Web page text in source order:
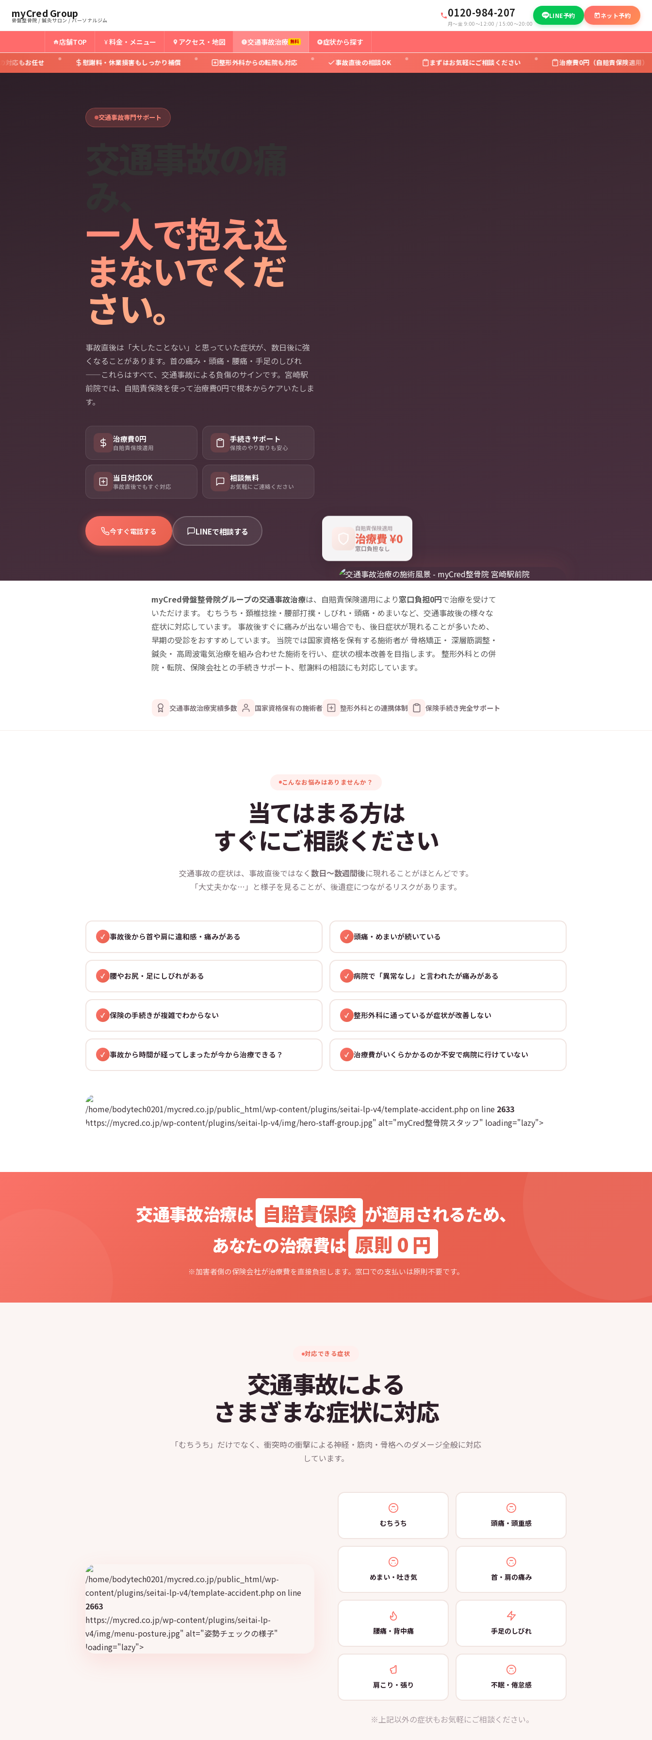
myCred Group
骨盤整骨院 / 鍼灸サロン / パーソナルジム
0120-984-207
月〜金 9:00〜12:00 / 15:00〜20:00
LINE予約 ネット予約
店舗TOP 料金・メニュー アクセス・地図 交通事故治療 無料 症状から探す
慰謝料・休業損害もしっかり補償 整形外科からの転院も対応 事故直後の相談OK まずはお気軽にご相談ください 治療費0円（自賠責保険適用） 面倒
交通事故専門サポート
一人で抱え込
まないでくだ
さい。
事故直後は「大したことない」と思っていた症状が、数日後に強
くなることがあります。首の痛み・頭痛・腰痛・手足のしびれ
——これらはすべて、交通事故による負傷のサインです。宮崎駅
前院では、自賠責保険を使って治療費0円で根本からケアいたしま
す。
治療費0円
自賠責保険適用
手続きサポート
保険のやり取りも安心
当日対応OK
事故直後でもすぐ対応
相談無料
お気軽にご連絡ください
今すぐ電話する LINEで相談する
自賠責保険適用
治療費 ¥0
窓口負担なし
myCred骨盤整骨院グループの交通事故治療は、自賠責保険適用により窓口負担0円で治療を受けて
いただけます。 むちうち・頚椎捻挫・腰部打撲・しびれ・頭痛・めまいなど、交通事故後の様々な
症状に対応しています。 事故後すぐに痛みが出ない場合でも、後日症状が現れることが多いため、
早期の受診をおすすめしています。 当院では国家資格を保有する施術者が 骨格矯正 ・ 深層筋調整 ・
鍼灸 ・ 高周波電気治療を組み合わせた施術を行い、症状の根本改善を目指します。 整形外科との併
院・転院、保険会社との手続きサポート、慰謝料の相談にも対応しています。
交通事故治療実績多数 国家資格保有の施術者 整形外科との連携体制 保険手続き完全サポート
こんなお悩みはありませんか？
当てはまる方は
すぐにご相談ください
交通事故の症状は、事故直後ではなく 数日〜数週間後に現れることがほとんどです。
「大丈夫かな…」と様子を見ることが、後遺症につながるリスクがあります。
事故後から首や肩に違和感・痛みがある 頭痛・めまいが続いている
腰やお尻・足にしびれがある 病院で「異常なし」と言われたが痛みがある
保険の手続きが複雑でわからない 整形外科に通っているが症状が改善しない
事故から時間が経ってしまったが今から治療できる？ 治療費がいくらかかるのか不安で病院に行けていない
/home/bodytech0201/mycred.co.jp/public_html/wp-content/plugins/seitai-lp-v4/template-accident.php on line 2633
https://mycred.co.jp/wp-content/plugins/seitai-lp-v4/img/hero-staff-group.jpg" alt="myCred整骨院スタッフ" loading="lazy">
交通事故治療は 自賠責保険 が適用されるため、
あなたの治療費は 原則 0 円
※加害者側の保険会社が治療費を直接負担します。窓口での支払いは原則不要です。
対応できる症状
交通事故による
さまざまな症状に対応
「むちうち」だけでなく、衝突時の衝撃による神経・筋肉・骨格へのダメージ全般に対応
しています。
/home/bodytech0201/mycred.co.jp/public_html/wp-
content/plugins/seitai-lp-v4/template-accident.php on line
2663
https://mycred.co.jp/wp-content/plugins/seitai-lp-
v4/img/menu-posture.jpg" alt="姿勢チェックの様子"
loading="lazy">
むちうち 頭痛・頭重感
めまい・吐き気 首・肩の痛み
腰痛・背中痛 手足のしびれ
肩こり・張り 不眠・倦怠感
※上記以外の症状もお気軽にご相談ください。